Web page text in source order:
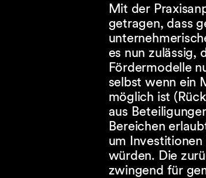
Mit der
getragen, dass
es nun zulässig,
Fördermodelle
selbst wenn ein
möglich ist
aus
Bereichen
um
würden. Die
zwingend für